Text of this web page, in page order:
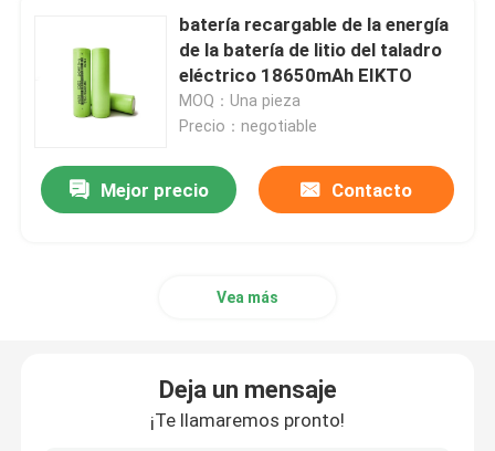
batería recargable de la energía
de la batería de litio del taladro
eléctrico 18650mAh EIKTO
MOQ：Una pieza
Precio：negotiable
Mejor precio Contacto
Vea más
Deja un mensaje
¡Te llamaremos pronto!